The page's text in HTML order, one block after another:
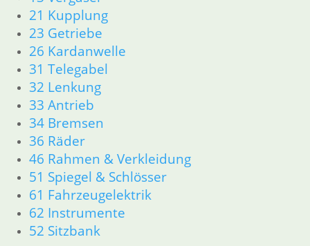
21 Kupplung
23 Getriebe
26 Kardanwelle
31 Telegabel
32 Lenkung
33 Antrieb
34 Bremsen
36 Räder
46 Rahmen & Verkleidung
51 Spiegel & Schlösser
61 Fahrzeugelektrik
62 Instrumente
52 Sitzbank
32 Lenkung
33 Antrieb
36 Räder
34 Bremsen
46 Rahmen & Verkleidung
51 Spiegel & Schlösser __PDR80Basic
52 Sitzbank
61 Fahrzeugelektrik
62 Instrumente
63 Scheinwerfer
R80G/S R65G/S bis R80ST
11 Motor
Dichtungen
Zylinderkopf
Kolben/Kolbenringe